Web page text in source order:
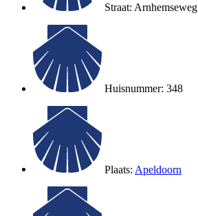
Straat: Arnhemseweg
Huisnummer: 348
Plaats: Apeldoorn